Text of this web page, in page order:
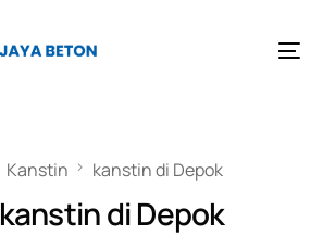
Kanstin kanstin di Depok
kanstin di Depok